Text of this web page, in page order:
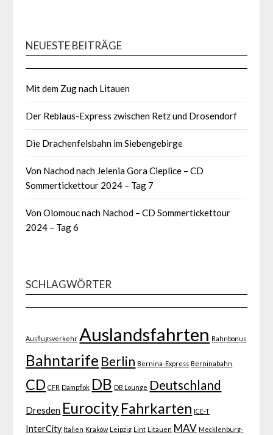
NEUESTE BEITRÄGE
Mit dem Zug nach Litauen
Der Reblaus-Express zwischen Retz und Drosendorf
Die Drachenfelsbahn im Siebengebirge
Von Nachod nach Jelenia Gora Cieplice – CD
Sommertickettour 2024 – Tag 7
Von Olomouc nach Nachod – CD Sommertickettour
2024 – Tag 6
SCHLAGWÖRTER
Ausflugsverkehr Auslandsfahrten Bahnbonus
Bahntarife Berlin Bernina-Express Berninabahn
CD CFR Dampflok DB DB Lounge Deutschland
Dresden EurocityFahrkarten ICE-T
InterCity Italien Kraków Leipzig Lint Litauen MAV Mecklenburg-